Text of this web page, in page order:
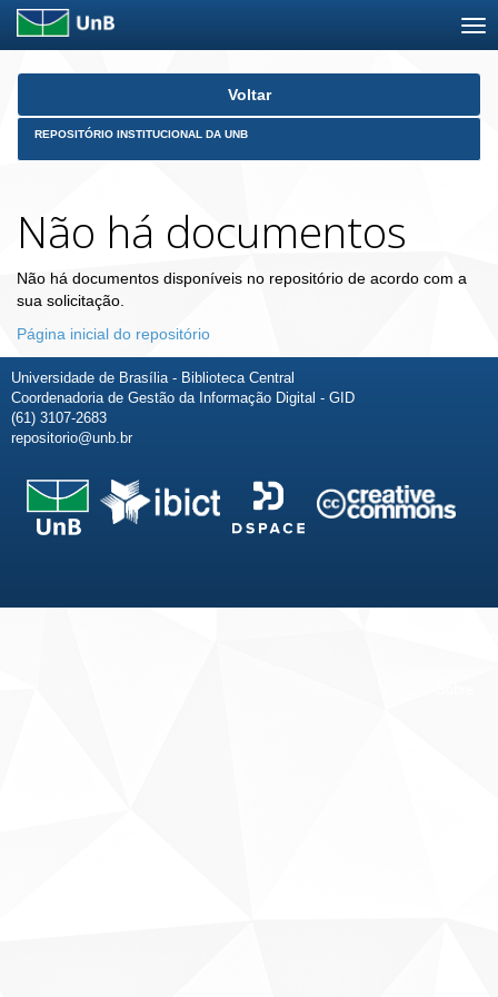
Skip
Voltar
REPOSITÓRIO INSTITUCIONAL DA UNB
Não há documentos
Não há documentos disponíveis no repositório de acordo com a
sua solicitação.
Página inicial do repositório
Universidade de Brasília - Biblioteca Central
Coordenadoria de Gestão da Informação Digital - GID
(61) 3107-2683
repositorio@unb.br